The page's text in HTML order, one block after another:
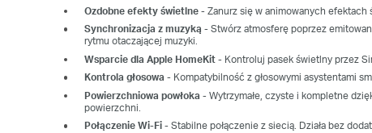
Ozdobne efekty świetlne- Zanurz się w animowanych efektach
Synchronizacja z muzyką - Stwórz atmosferę poprzez
rytmu otaczającej muzyki.
Wsparcie dla Apple HomeKit- Kontroluj pasek świetlny przez
Kontrola głosowa - Kompatybilność z głosowymi asystentami
Powierzchniowa powłoka - Wytrzymałe, czyste i kompletne
powierzchni.
Połączenie Wi-Fi- Stabilne połączenie z siecią. Działa bez